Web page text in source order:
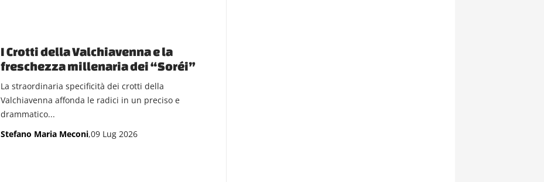
I Crotti della Valchiavenna e la
freschezza millenaria dei “Soréi”
La straordinaria specificità dei crotti della
Valchiavenna affonda le radici in un preciso e
drammatico...
Stefano Maria Meconi,09 Lug 2026